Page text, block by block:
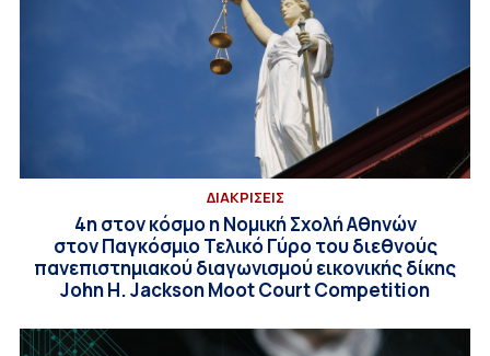
ΔΙΑΚΡΙΣΕΙΣ
4η στον κόσμο η Νομική Σχολή Αθηνών
στον Παγκόσμιο Τελικό Γύρο του διεθνούς
πανεπιστημιακού διαγωνισμού εικονικής δίκης
John H. Jackson Moot Court Competition